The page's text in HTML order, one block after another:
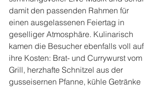
damit den passenden Rahmen für
einen ausgelassenen Feiertag in
geselliger Atmosphäre. Kulinarisch
kamen die Besucher ebenfalls voll auf
ihre Kosten: Brat- und Currywurst vom
Grill, herzhafte Schnitzel aus der
gusseisernen Pfanne, kühle Getränke